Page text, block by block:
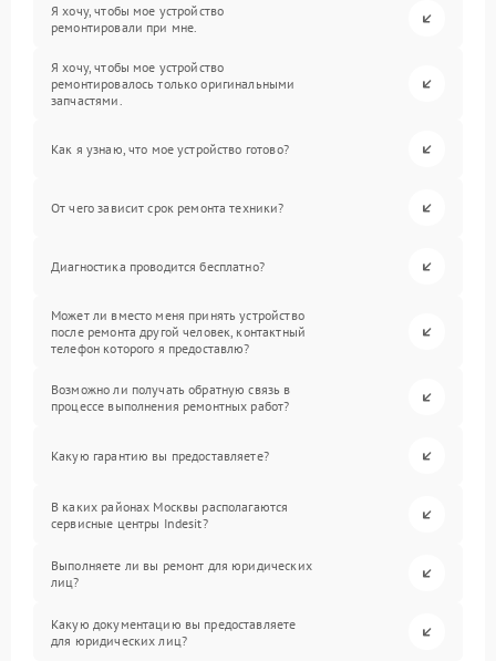
Я хочу, чтобы мое устройство
ремонтировали при мне.
Я хочу, чтобы мое устройство
ремонтировалось только оригинальными
запчастями.
Как я узнаю, что мое устройство готово?
От чего зависит срок ремонта техники?
Диагностика проводится бесплатно?
Может ли вместо меня принять устройство
после ремонта другой человек, контактный
телефон которого я предоставлю?
Возможно ли получать обратную связь в
процессе выполнения ремонтных работ?
Какую гарантию вы предоставляете?
В каких районах Москвы располагаются
сервисные центры Indesit?
Выполняете ли вы ремонт для юридических
лиц?
Какую документацию вы предоставляете
для юридических лиц?